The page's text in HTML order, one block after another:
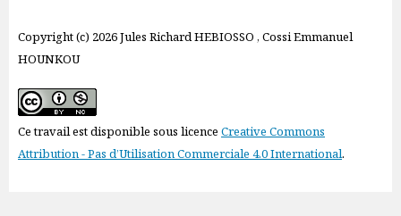
Copyright (c) 2026 Jules Richard HEBIOSSO , Cossi Emmanuel
HOUNKOU
Ce travail est disponible sous licence Creative Commons
Attribution - Pas d’Utilisation Commerciale 4.0 International.